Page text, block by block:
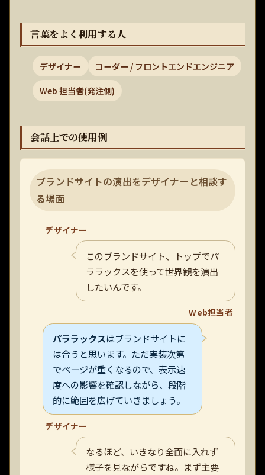
言葉をよく利用する人
デザイナー コーダー / フロントエンドエンジニア
Web 担当者(発注側)
会話上での使用例
ブランドサイトの演出をデザイナーと相談す
る場面
デザイナー
このブランドサイト、トップでパ
ララックスを使って世界観を演出
したいんです。
Web担当者
パララックスはブランドサイトに
は合うと思います。ただ実装次第
でページが重くなるので、表示速
度への影響を確認しながら、段階
的に範囲を広げていきましょう。
デザイナー
なるほど、いきなり全面に入れず
様子を見ながらですね。まず主要